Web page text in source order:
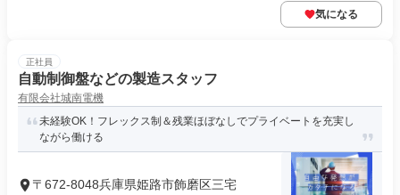
気になる
正社員
自動制御盤などの製造スタッフ
有限会社城南電機
未経験OK！フレックス制＆残業ほぼなしでプライベートを充実し
ながら働ける
〒672-8048兵庫県姫路市飾磨区三宅